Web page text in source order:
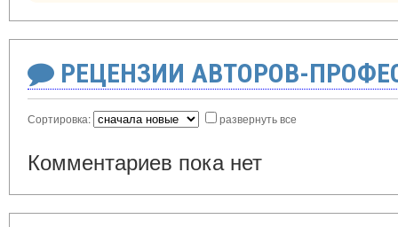
РЕЦЕНЗИИ АВТОРОВ-
Сортировка: развернуть все
Комментариев пока нет